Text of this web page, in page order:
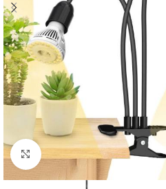
Klikni za uvećanje